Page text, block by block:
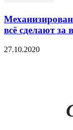
всё сделают за
27.10.2020